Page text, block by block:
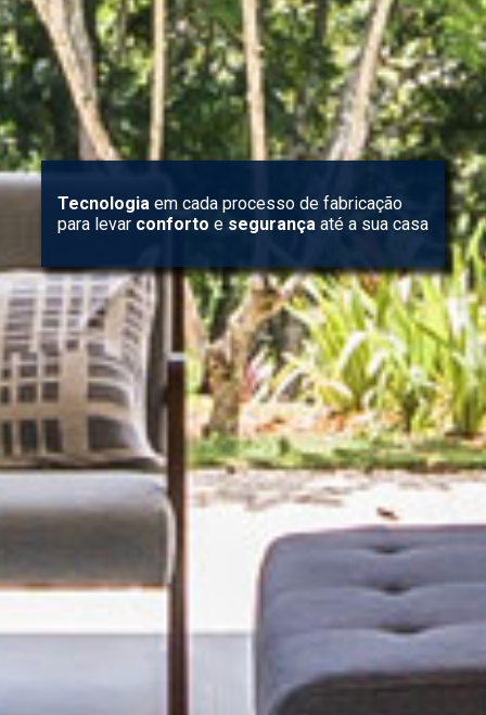
Tecnologia em cada processo de fabricação
para levar conforto e segurança até a sua casa